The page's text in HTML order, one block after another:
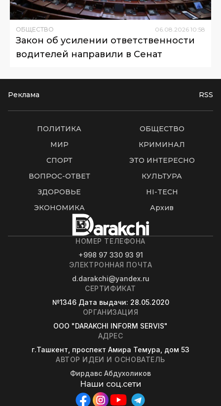
ОБЩЕСТВО 06 08 2026 10:58
Закон об усилении ответственности
водителей направили в Сенат
Реклама RSS
ПОЛИТИКА
ОБЩЕСТВО
МИР
КРИМИНАЛ
СПОРТ
ЭТО ИНТЕРЕСНО
ВОПРОС-ОТВЕТ
КУЛЬТУРА
ЗДОРОВЬЕ
HI-TECH
ЭКОНОМИКА
Архив
НОМЕР ТЕЛЕФОНА
+998 97 330 93 91
ЭЛЕКТРОННАЯ ПОЧТА
d.darakchi@yandex.ru
СЕРТИФИКАТ
№1346 Дата выдачи: 28.05.2020
ОРГАНИЗАЦИЯ
OOO "DARAKCHI INFORM SERVIS"
АДРЕС
г.Ташкент, проспект Амира Темура, дом 53
АВТОР ИДЕИ И ОСНОВАТЕЛЬ
Фирдавс Абдухоликов
Наши соц.сети